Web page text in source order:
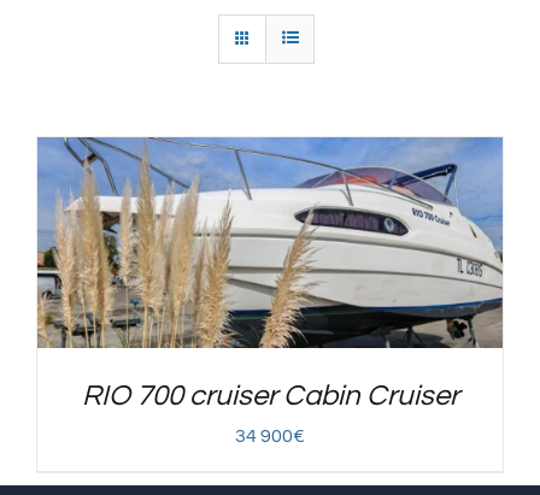
RIO 700 cruiser Cabin Cruiser
34 900€